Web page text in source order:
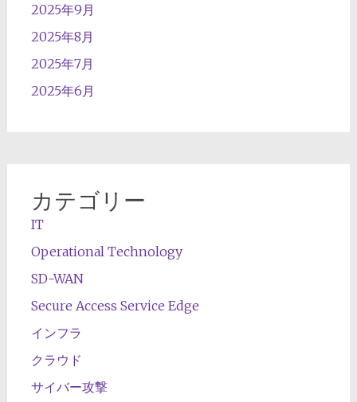
2025年9月
2025年8月
2025年7月
2025年6月
カテゴリー
IT
Operational Technology
SD-WAN
Secure Access Service Edge
インフラ
クラウド
サイバー攻撃